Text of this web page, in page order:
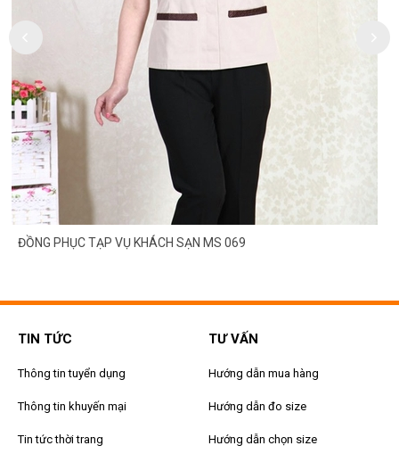
ĐỒNG PHỤC TẠP VỤ KHÁCH SẠN MS 069
TIN TỨC
Thông tin tuyển dụng
Thông tin khuyến mại
Tin tức thời trang
TƯ VẤN
Hướng dẫn mua hàng
Hướng dẫn đo size
Hướng dẫn chọn size